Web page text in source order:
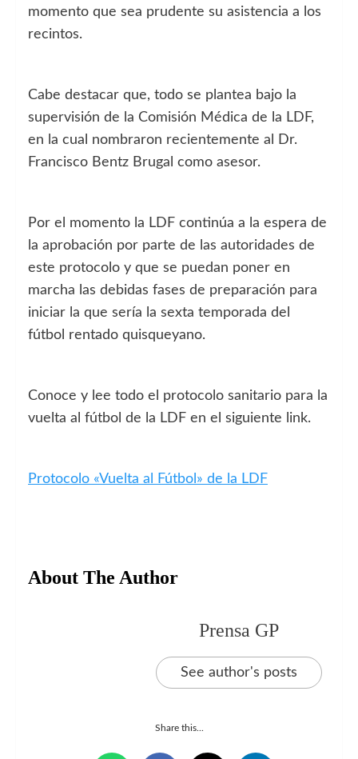
momento que sea prudente su asistencia a los
recintos.
Cabe destacar que, todo se plantea bajo la
supervisión de la Comisión Médica de la LDF,
en la cual nombraron recientemente al Dr.
Francisco Bentz Brugal como asesor.
Por el momento la LDF continúa a la espera de
la aprobación por parte de las autoridades de
este protocolo y que se puedan poner en
marcha las debidas fases de preparación para
iniciar la que sería la sexta temporada del
fútbol rentado quisqueyano.
Conoce y lee todo el protocolo sanitario para la
vuelta al fútbol de la LDF en el siguiente link.
Protocolo «Vuelta al Fútbol» de la LDF
About The Author
Prensa GP
See author's posts
Share this...